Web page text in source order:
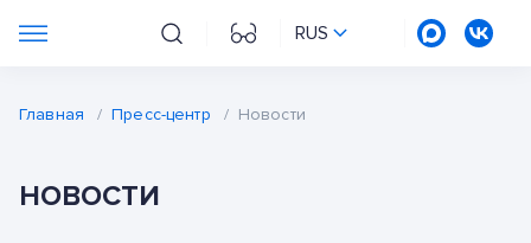
RUS
Главная / Пресс-центр / Новости
НОВОСТИ